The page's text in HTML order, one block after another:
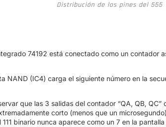
Distribución de los pines del 555
74192 está conectado como un contador
NAND (IC4) carga el siguiente número en la
que las 3 salidas del contador “QA, QB, QC”
corto (menos que un
binario nunca aparece como un 7 en la pantalla